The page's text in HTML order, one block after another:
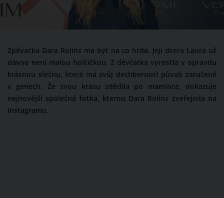
Zpěvačka Dara Rolins má být na co hrdá. Její dcera Laura už
dávno není malou holčičkou. Z děvčátka vyrostla v opravdu
krásnou slečnu, která má svůj dechberoucí půvab zaručeně
v genech. Že svou krásu zdědila po mamince, dokazuje
nejnovější společná fotka, kterou Dara Rolins zveřejnila na
Instagramu.